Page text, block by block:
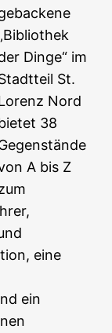
Dinge“ im
St.
Nord
38
A bis Z
eine
ein